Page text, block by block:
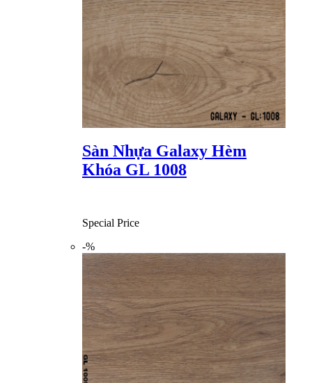
Sàn Nhựa Galaxy Hèm
Khóa GL 1008
Special Price
-%